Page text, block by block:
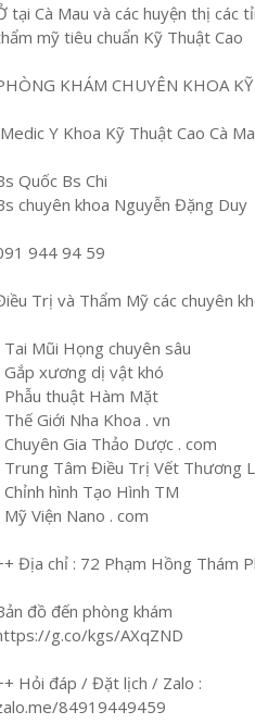
tại Cà Mau và các huyện thị các
mỹ tiêu chuẩn Kỹ Thuật Cao
KHÁM CHUYÊN KHOA
Y Khoa Kỹ Thuật Cao Cà
Quốc Bs Chi
chuyên khoa Nguyễn Đặng Duy
944 94 59
Trị và Thẩm Mỹ các chuyên
Tai Mũi Họng chuyên sâu
Gắp xương dị vật khó
Phẫu thuật Hàm Mặt
Thế Giới Nha Khoa . vn
Chuyên Gia Thảo Dược . com
Trung Tâm Điều Trị Vết Thương
Chỉnh hình Tạo Hình TM
Mỹ Viện Nano . com
Địa chỉ : 72 Phạm Hồng Thám
đồ đến phòng khám
g.co/kgs/AXqZND
Hỏi đáp / Đặt lịch / Zalo :
84919449459